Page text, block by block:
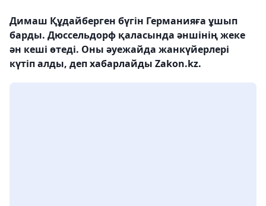
Димаш Құдайберген бүгін Германияға ұшып
барды. Дюссельдорф қаласында әншінің жеке
ән кеші өтеді. Оны әуежайда жанкүйерлері
күтіп алды, деп хабарлайды Zakon.kz.